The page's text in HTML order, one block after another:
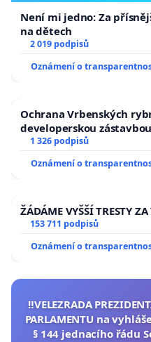
Není mi jedno: Za
na dětech
2 019 podpisů
Oznámení o
Ochrana Vrbenských
developerskou zástavbou
1 326 podpisů
Oznámení o
ŽÁDÁME VYŠŠÍ TRESTY
153 711 podpisů
Oznámení o
‼️VELEZRADA
PARLAMENTU na
§ 144 jednacího řádu